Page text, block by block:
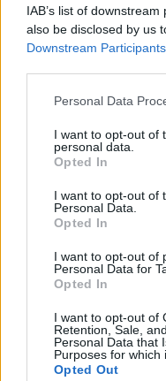
IAB’s list of
also be disclosed by us
Downstream Participants
Please note that this
not limited to your visit
grant or deny consent
use your data for below
consent section.
Personal Data
I want to opt-out of
personal data.
Opted In
I want to opt-out of
Personal Data.
Opted In
I want to opt-out of
Personal Data for
Opted In
I want to opt-out of
Retention, Sale,
Personal Data that
Purposes for which
Opted Out
Garanzia di due anni
Spedizione gratuita
Per maggiori dettagli
all'acquisto.
Contattaci